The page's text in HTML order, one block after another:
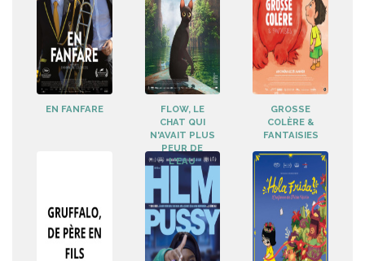
EN FANFARE
FLOW, LE
CHAT QUI
N'AVAIT PLUS
PEUR DE
L'EAU
GROSSE
COLÈRE &
FANTAISIES